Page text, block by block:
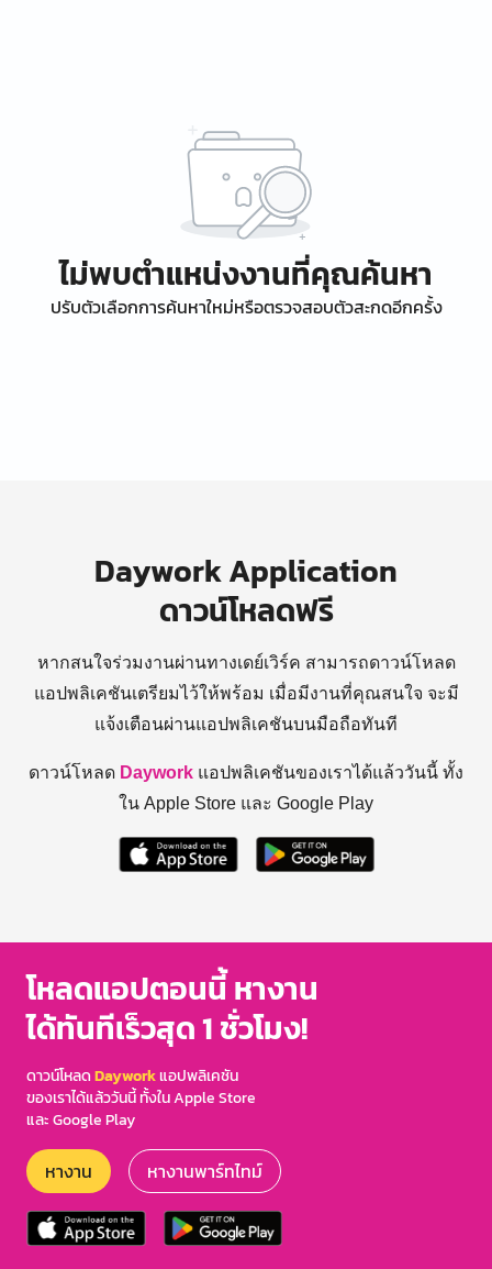
ไม่พบตำแหน่งงานที่คุณค้นหา
ปรับตัวเลือกการค้นหาใหม่หรือตรวจสอบตัวสะกดอีกครั้ง
Daywork Application
ดาวน์โหลดฟรี
หากสนใจร่วมงานผ่านทางเดย์เวิร์ค สามารถดาวน์โหลด
แอปพลิเคชันเตรียมไว้ให้พร้อม เมื่อมีงานที่คุณสนใจ จะมี
แจ้งเตือนผ่านแอปพลิเคชันบนมือถือทันที
ดาวน์โหลด Daywork แอปพลิเคชันของเราได้แล้ววันนี้ ทั้ง
ใน Apple Store และ Google Play
โหลดแอปตอนนี้ หางาน
ได้ทันทีเร็วสุด 1 ชั่วโมง!
ดาวน์โหลดDayworkแอปพลิเคชัน
ของเราได้แล้ววันนี้ ทั้งใน Apple Store
และ Google Play
หางาน หางานพาร์ทไทม์